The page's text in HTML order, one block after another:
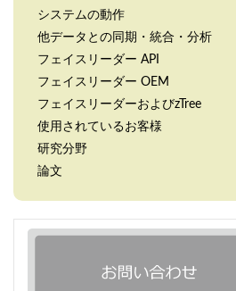
システムの動作
他データとの同期・統合・分析
フェイスリーダー API
フェイスリーダー OEM
フェイスリーダーおよびzTree
使用されているお客様
研究分野
論文